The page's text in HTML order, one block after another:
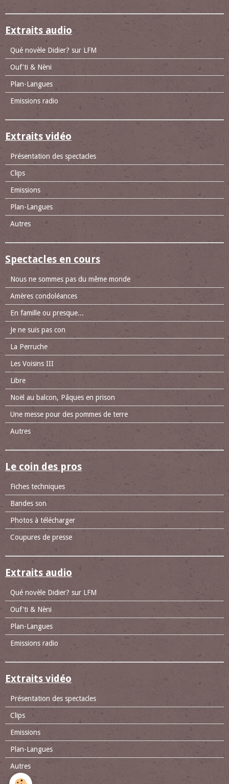
Extraits audio
Qué novèle Didier? sur LFM
Ouf'ti & Nèni
Plan-Langues
Emissions radio
Extraits vidéo
Présentation des spectacles
Clips
Emissions
Plan-Langues
Autres
Spectacles en cours
Nous ne sommes pas du même monde
Amères condoléances
En famille ou presque...
Je ne suis pas con
La Perruche
Les Voisins III
Libre
Noël au balcon, Pâques en prison
Une messe pour des pommes de terre
Autres
Le coin des pros
Fiches techniques
Bandes son
Photos à télécharger
Coupures de presse
Extraits audio
Qué novèle Didier? sur LFM
Ouf'ti & Nèni
Plan-Langues
Emissions radio
Extraits vidéo
Présentation des spectacles
Clips
Emissions
Plan-Langues
Autres